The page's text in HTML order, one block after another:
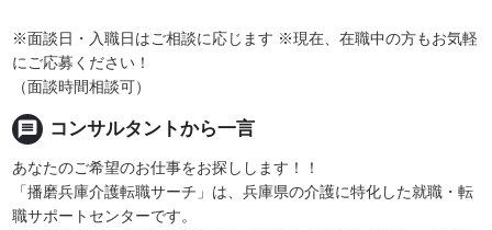
※面談日・入職日はご相談に応じます ※現在、在職中の方もお気軽
にご応募ください！
（面談時間相談可）
message コンサルタントから一言
あなたのご希望のお仕事をお探しします！！
「播磨兵庫介護転職サーチ」は、兵庫県の介護に特化した就職・転
職サポートセンターです。